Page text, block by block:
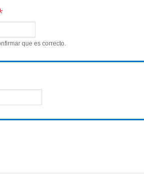
que es correcto.